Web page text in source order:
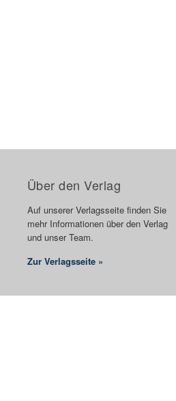
Über den Verlag
Auf unserer Verlagsseite finden Sie
mehr Informationen über den Verlag
und unser Team.
Zur Verlagsseite »